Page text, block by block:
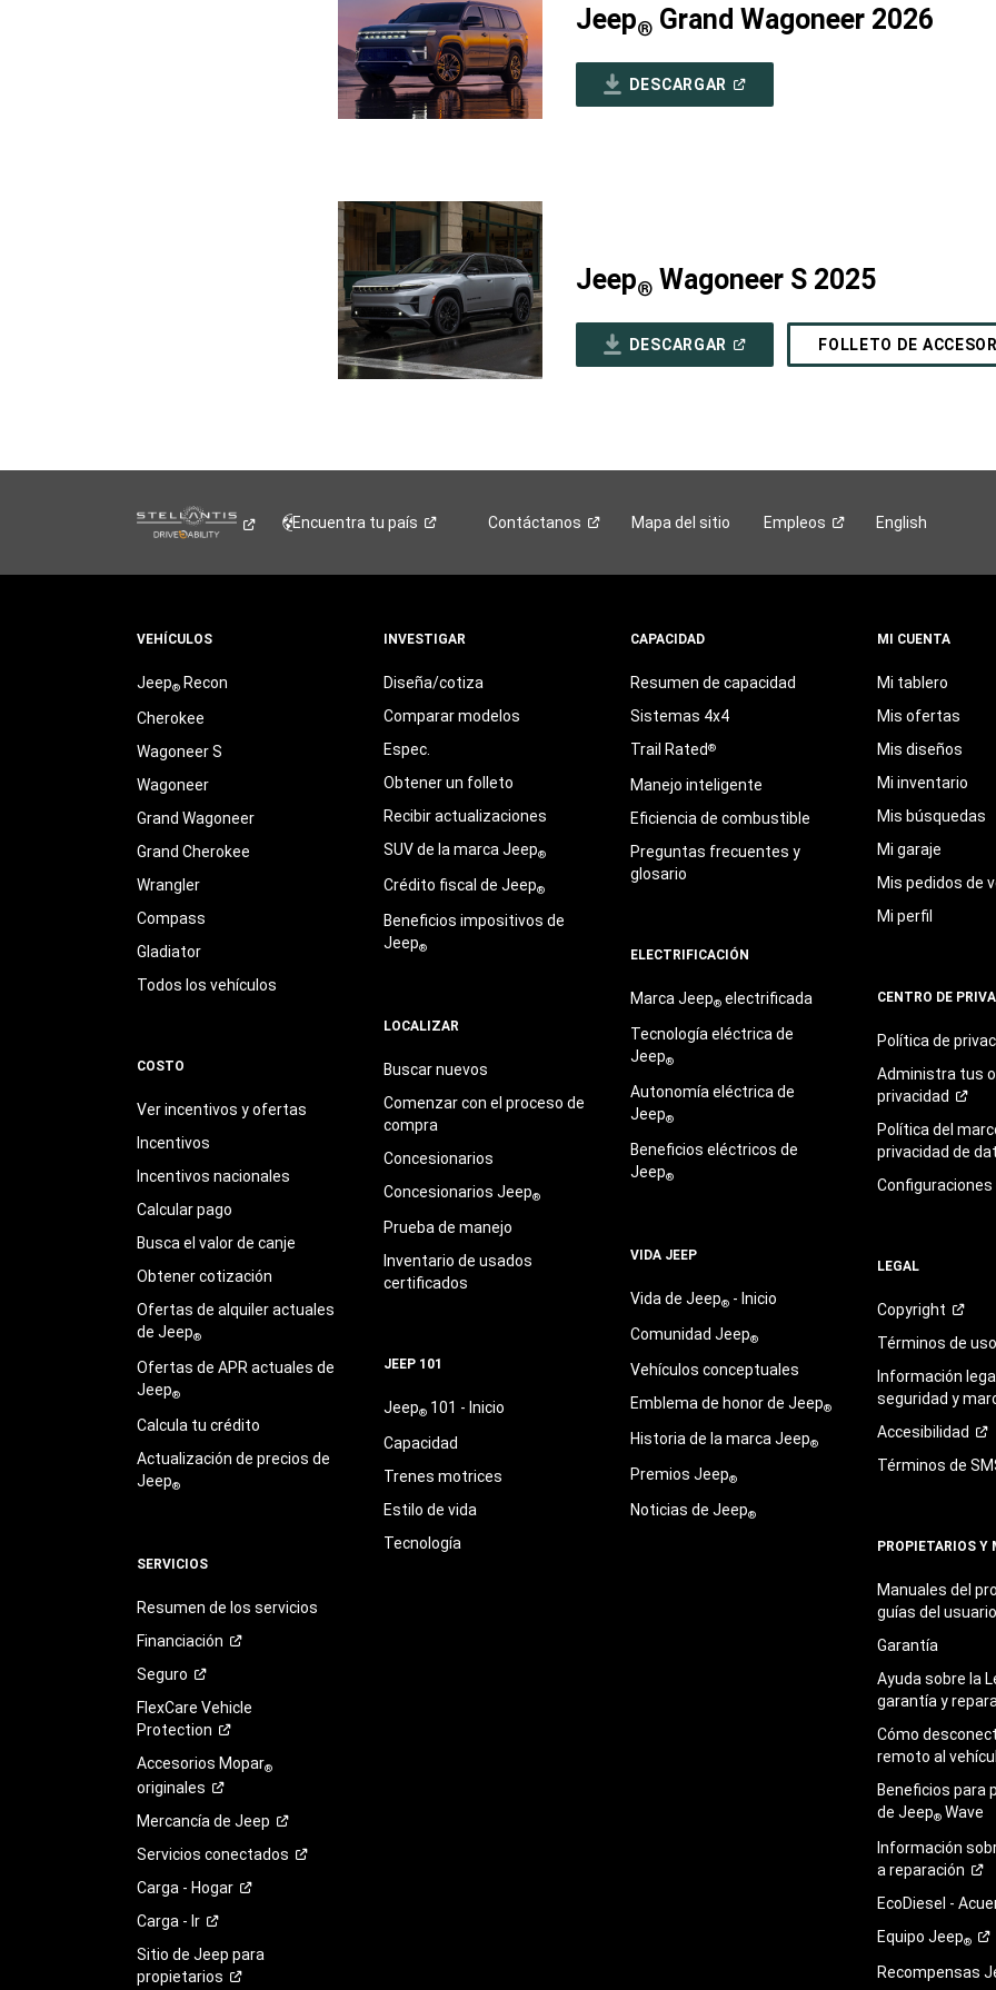
Jeep®Grand Wagoneer 2026
DESCARGAR (ABRIR
Jeep®Wagoneer S 2025
DESCARGAR (ABRIR
FOLLETO DE
Encuentra tu país Contáctanos Mapa del sitio Empleos English
VEHÍCULOS
Jeep®Recon
Cherokee
Wagoneer S
Wagoneer
Grand Wagoneer
Grand Cherokee
Wrangler
Compass
Gladiator
Todos los vehículos
COSTO
Ver incentivos y ofertas
Incentivos
Incentivos nacionales
Calcular pago
Busca el valor de canje
Obtener cotización
Ofertas de alquiler actuales
de Jeep®
Ofertas de APR actuales de
Jeep®
Calcula tu crédito
Actualización de precios de
Jeep®
SERVICIOS
Resumen de los servicios
Financiación
Seguro
FlexCare Vehicle
Protection
Accesorios Mopar®
originales
Mercancía de Jeep
Servicios conectados
Carga - Hogar
Carga - Ir
Sitio de Jeep para
propietarios
INVESTIGAR
Diseña/cotiza
Comparar modelos
Espec.
Obtener un folleto
Recibir actualizaciones
SUV de la marca Jeep®
Crédito fiscal de Jeep®
Beneficios impositivos de
Jeep®
LOCALIZAR
Buscar nuevos
Comenzar con el proceso de
compra
Concesionarios
Concesionarios Jeep®
Prueba de manejo
Inventario de usados
certificados
JEEP 101
Jeep®101 - Inicio
Capacidad
Trenes motrices
Estilo de vida
Tecnología
CAPACIDAD
Resumen de capacidad
Sistemas 4x4
Trail Rated®
Manejo inteligente
Eficiencia de combustible
Preguntas frecuentes y
glosario
ELECTRIFICACIÓN
Marca Jeep®electrificada
Tecnología eléctrica de
Jeep®
Autonomía eléctrica de
Jeep®
Beneficios eléctricos de
Jeep®
VIDA JEEP
Vida de Jeep®- Inicio
Comunidad Jeep®
Vehículos conceptuales
Emblema de honor de Jeep®
Historia de la marca Jeep®
Premios Jeep®
Noticias de Jeep®
MI CUENTA
Mi tablero
Mis ofertas
Mis diseños
Mi inventario
Mis búsquedas
Mi garaje
Mis pedidos de
Mi perfil
CENTRO DE
Política de
Administra tus
privacidad
Política del
privacidad de
Configuraciones
LEGAL
Copyright
Términos deuso
Información
seguridad y
Accesibilidad
Términos de
PROPIETARIOS Y
Manuales del
guías delusuario
Garantía
Ayuda sobre la
garantía y
Cómo
remoto al
Beneficios para
de Jeep® Wave
Información
areparación
EcoDiesel -
Equipo Jeep®
Recompensas